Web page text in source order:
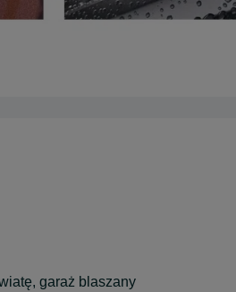
garaż blaszany